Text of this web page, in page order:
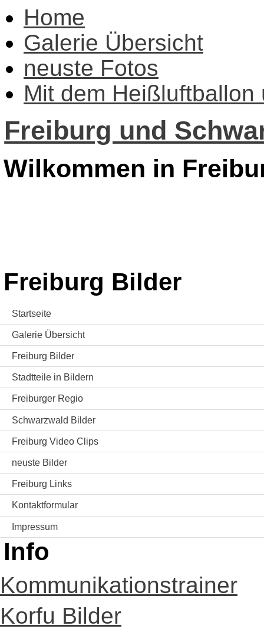
Home
Galerie Übersicht
neuste Fotos
Mit dem Heißluftballon
Freiburg und
Wilkommen in
Freiburg Bilder
Startseite
Galerie Übersicht
Freiburg Bilder
Stadtteile in Bildern
Freiburger Regio
Schwarzwald Bilder
Freiburg Video Clips
neuste Bilder
Freiburg Links
Kontaktformular
Impressum
Info
Kommunikationstrainer
Korfu Bilder